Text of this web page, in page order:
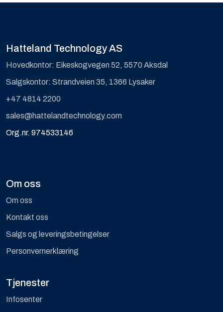
Hatteland Technology AS
Hovedkontor: Eikeskogvegen 52, 5570 Aksdal
Salgskontor: Strandveien 35, 1366 Lysaker
+47 4814 2200
sales@hattelandtechnology.com
Org.nr. 974533146
Om oss
Om oss
Kontakt oss
Salgs og leveringsbetingelser
Personvernerklæring
Tjenester
Infosenter